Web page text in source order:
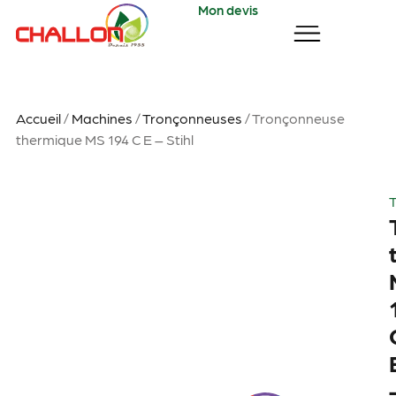
Mon devis
Accueil/ Machines /Tronçonneuses / Tronçonneuse
thermique MS 194 C E – Stihl